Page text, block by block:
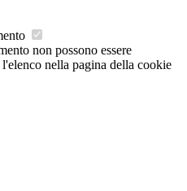
non possono essere
nella pagina della cookie